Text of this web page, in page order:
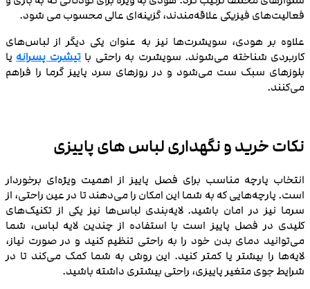
فعالیت‌های فیزیکی علاقه‌مندند، گزینه‌ای عالی محسوب می‌ شود.
علاوه بر هودی، سویشرت‌ها نیز به عنوان یکی دیگر از لباس‌های
کاربردی شناخته می‌شوند. سویشرت‌ به راحتی باتیشرت‌ پسرانه یا
بلوزهای سبک ست می‌شود و در روزهای سرد پاییز گرما را فراهم
می‌کنند.
نکات خرید و نگهداری لباس‌ های پاییزی
انتخاب پارچه مناسب برای فصل پاییز از اهمیت ویژه‌ای برخوردار
است. پارچه‌هایی که به شما این امکان را می‌دهند تا در عین راحتی، از
سرما نیز در امان باشید. لایه‌بندی لباس‌ها نیز یکی از تکنیک‌های
کلیدی در فصل پاییز است با استفاده از چندین لایه لباس، شما
می‌توانید دمای بدن خود را به راحتی تنظیم کنید و در صورت نیاز،
لایه‌ها را بیشتر یا کمتر کنید. این روش به شما کمک می‌کند تا در
شرایط جوی متغیر پاییزی، راحتی بیشتری داشته باشید.